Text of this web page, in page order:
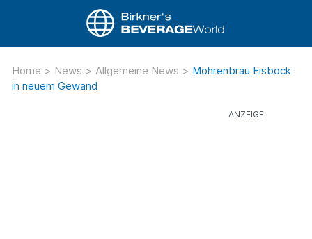
Home > News > Allgemeine News > Mohrenbräu Eisbock
in neuem Gewand